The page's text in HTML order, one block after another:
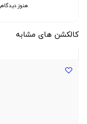
هنوز
کالکشن های مشابه